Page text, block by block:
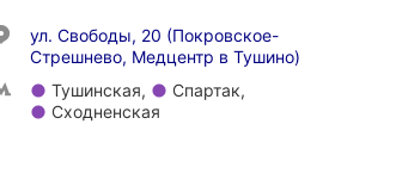
ул. Свободы, 20 (Покровское-
Стрешнево, Медцентр в Тушино)
Метро Тушинская
Тушинская,
Метро Спартак
Спартак,
Метро Сходненская
Сходненская